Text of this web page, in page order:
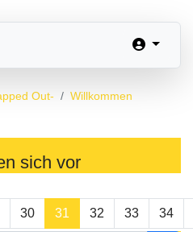
Out-
Willkommen
sich vor
30 31 32 33 34